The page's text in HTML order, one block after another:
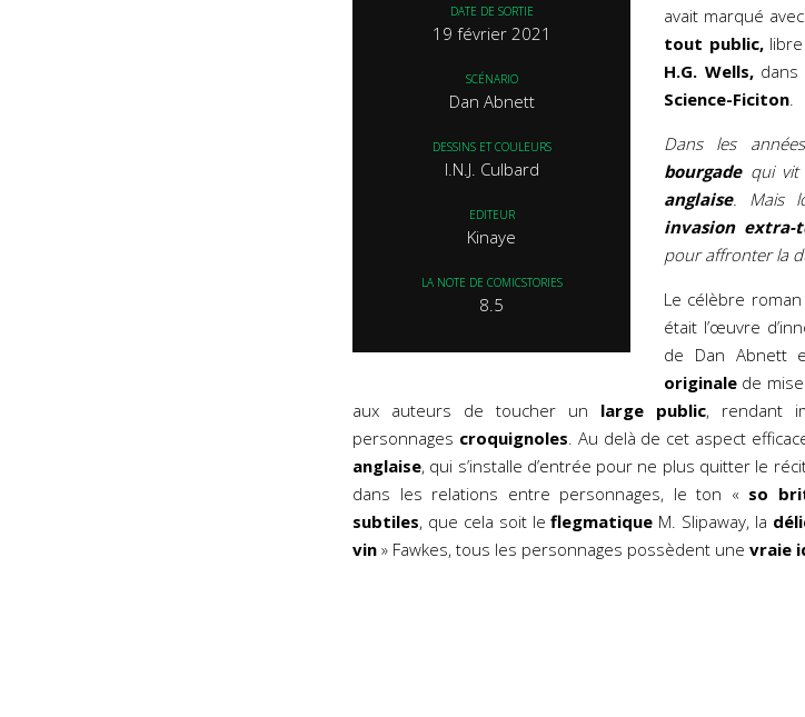
DATE DE SORTIE
19 février 2021
SCÉNARIO
Dan Abnett
DESSINS ET COULEURS
I.N.J. Culbard
EDITEUR
Kinaye
LA NOTE DE COMICSTORIES
8.5
avait marqué
tout public,
H.G. Wells, dans
Science-Ficiton.
Dans les
bourgadequi vit
anglaise. Mais
invasion extra-
pour affronter la
Le célèbre
était l’œuvre
de Dan Abnett
originale de
aux auteurs de toucher un large public, rendant
personnages croquignoles. Au delà de cet aspect
anglaise, qui s’installe d’entrée pour ne plus quitter le
dans les relations entre personnages, le ton « so
subtiles, que cela soit leflegmatique M. Slipaway, la
vin » Fawkes, tous les personnages possèdent une vraie